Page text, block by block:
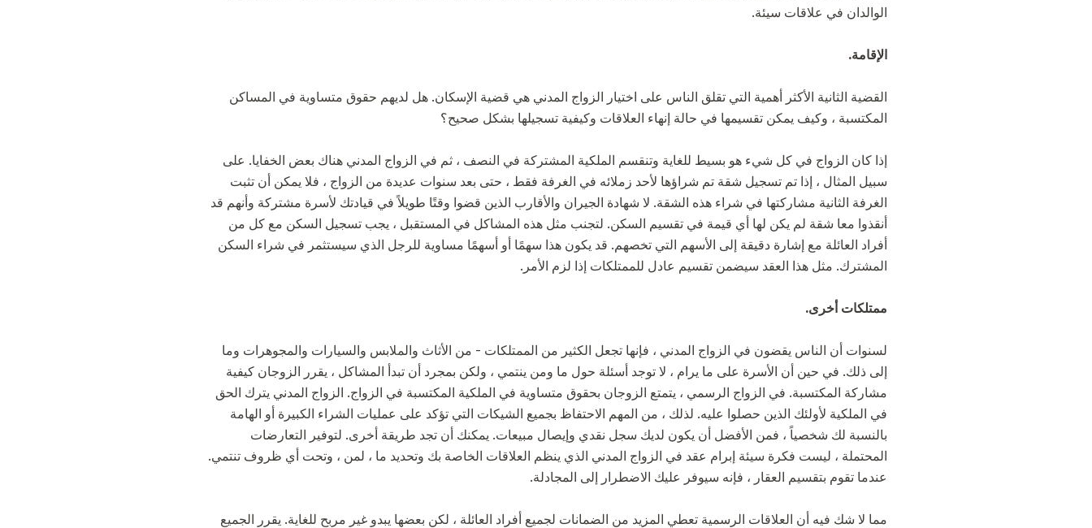
الوالدان في علاقات سيئة.
الإقامة.
القضية الثانية الأكثر أهمية التي تقلق الناس على اختيار الزواج المدني هي قضية الإسكان. هل لديهم حقوق متساوية في المساكن
المكتسبة ، وكيف يمكن تقسيمها في حالة إنهاء العلاقات وكيفية تسجيلها بشكل صحيح؟
إذا كان الزواج في كل شيء هو بسيط للغاية وتنقسم الملكية المشتركة في النصف ، ثم في الزواج المدني هناك بعض الخفايا. على
سبيل المثال ، إذا تم تسجيل شقة تم شراؤها لأحد زملائه في الغرفة فقط ، حتى بعد سنوات عديدة من الزواج ، فلا يمكن أن تثبت
الغرفة الثانية مشاركتها في شراء هذه الشقة. لا شهادة الجيران والأقارب الذين قضوا وقتًا طويلاً في قيادتك لأسرة مشتركة وأنهم قد
أنقذوا معا شقة لم يكن لها أي قيمة في تقسيم السكن. لتجنب مثل هذه المشاكل في المستقبل ، يجب تسجيل السكن مع كل من
أفراد العائلة مع إشارة دقيقة إلى الأسهم التي تخصهم. قد يكون هذا سهمًا أو أسهمًا مساوية للرجل الذي سيستثمر في شراء السكن
المشترك. مثل هذا العقد سيضمن تقسيم عادل للممتلكات إذا لزم الأمر.
ممتلكات أخرى.
لسنوات أن الناس يقضون في الزواج المدني ، فإنها تجعل الكثير من الممتلكات - من الأثاث والملابس والسيارات والمجوهرات وما
إلى ذلك. في حين أن الأسرة على ما يرام ، لا توجد أسئلة حول ما ومن ينتمي ، ولكن بمجرد أن تبدأ المشاكل ، يقرر الزوجان كيفية
مشاركة المكتسبة. في الزواج الرسمي ، يتمتع الزوجان بحقوق متساوية في الملكية المكتسبة في الزواج. الزواج المدني يترك الحق
في الملكية لأولئك الذين حصلوا عليه. لذلك ، من المهم الاحتفاظ بجميع الشيكات التي تؤكد على عمليات الشراء الكبيرة أو الهامة
بالنسبة لك شخصياً ، فمن الأفضل أن يكون لديك سجل نقدي وإيصال مبيعات. يمكنك أن تجد طريقة أخرى. لتوفير التعارضات
المحتملة ، ليست فكرة سيئة إبرام عقد في الزواج المدني الذي ينظم العلاقات الخاصة بك وتحديد ما ، لمن ، وتحت أي ظروف تنتمي.
عندما تقوم بتقسيم العقار ، فإنه سيوفر عليك الاضطرار إلى المجادلة.
مما لا شك فيه أن العلاقات الرسمية تعطي المزيد من الضمانات لجميع أفراد العائلة ، لكن بعضها يبدو غير مربح للغاية. يقرر الجميع